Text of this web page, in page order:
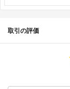
取引の評価